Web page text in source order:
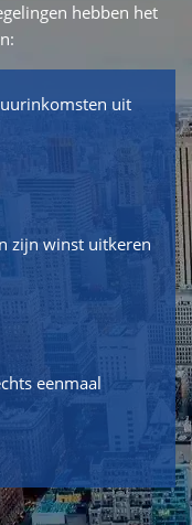
hebben het
uit
zijn winst uitkeren
eenmaal